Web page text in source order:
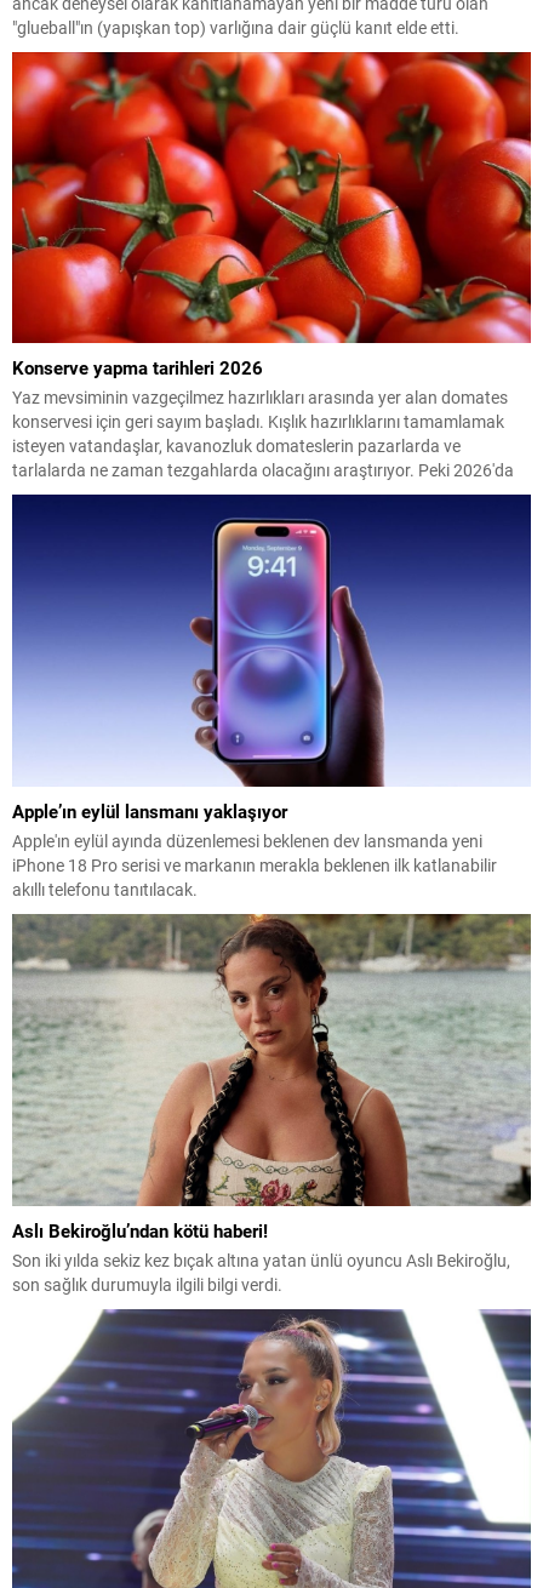
"glueball"ın (yapışkan top) varlığına dair güçlü kanıt elde etti.
Konserve yapma tarihleri 2026
Yaz mevsiminin vazgeçilmez hazırlıkları arasında yer alan domates
konservesi için geri sayım başladı. Kışlık hazırlıklarını tamamlamak
isteyen vatandaşlar, kavanozluk domateslerin pazarlarda ve
tarlalarda ne zaman tezgahlarda olacağını araştırıyor. Peki 2026'da
konserve yapılacak domates ne zaman çıkacak? İşte en uygun
Apple’ın eylül lansmanı yaklaşıyor
Apple'ın eylül ayında düzenlemesi beklenen dev lansmanda yeni
iPhone 18 Pro serisi ve markanın merakla beklenen ilk katlanabilir
akıllı telefonu tanıtılacak.
Aslı Bekiroğlu’ndan kötü haberi!
Son iki yılda sekiz kez bıçak altına yatan ünlü oyuncu Aslı Bekiroğlu,
son sağlık durumuyla ilgili bilgi verdi.